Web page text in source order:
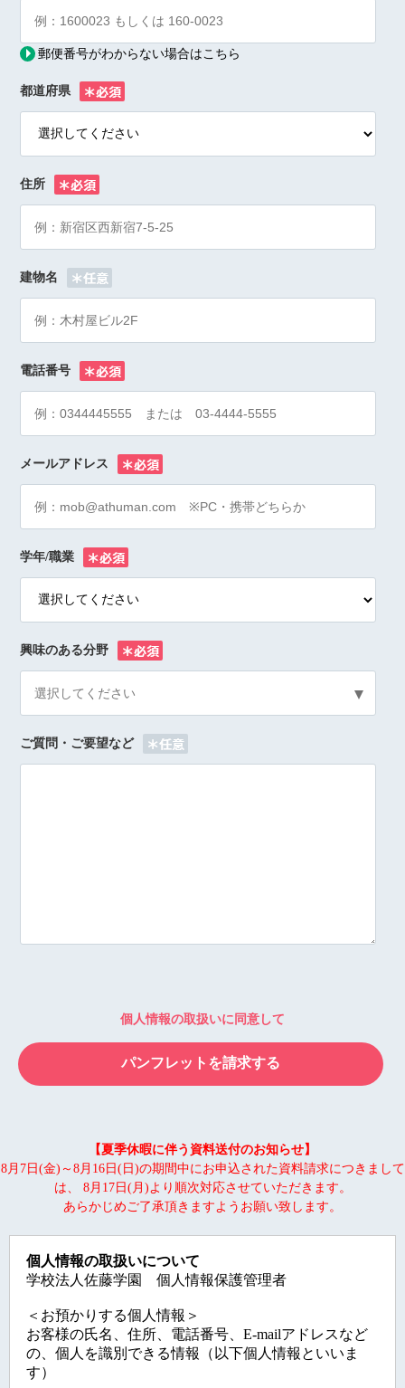
郵便番号がわからない場合はこちら
都道府県
住所
建物名
電話番号
メールアドレス
学年/職業
興味のある分野
選択してください
ご質問・ご要望など
個人情報の取扱いに同意して
【夏季休暇に伴う資料送付のお知らせ】
8月7日(金)～8月16日(日)の期間中にお申込された資料請求につきまして
は、 8月17日(月)より順次対応させていただきます。
あらかじめご了承頂きますようお願い致します。